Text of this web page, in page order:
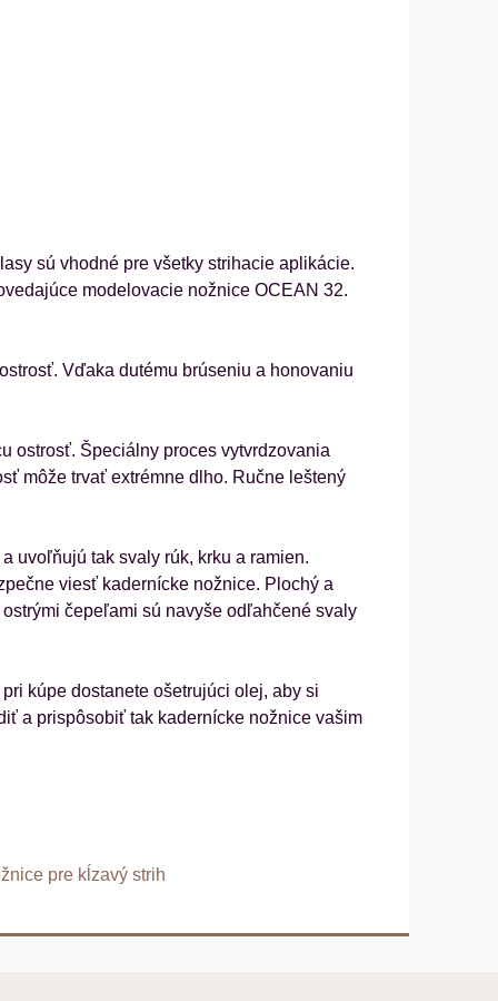
sú vhodné pre všetky strihacie aplikácie.
modelovacie nožnice OCEAN 32.
Vďaka dutému brúseniu a honovaniu
ostrosť. Špeciálny proces vytvrdzovania
môže trvať extrémne dlho. Ručne leštený
uvoľňujú tak svaly rúk, krku a ramien.
viesť kadernícke nožnice. Plochý a
čepeľami sú navyše odľahčené svaly
kúpe dostanete ošetrujúci olej, aby si
a prispôsobiť tak kadernícke nožnice vašim
pre kĺzavý strih